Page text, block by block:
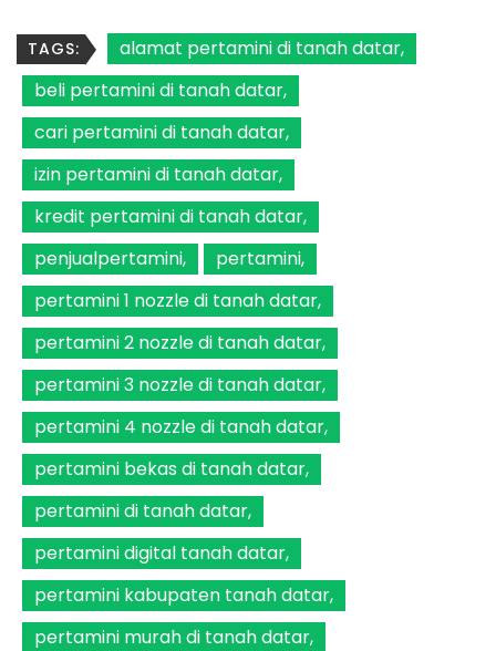
TAGS:
alamat pertamini di tanah datar
beli pertamini di tanah datar
cari pertamini di tanah datar
izin pertamini di tanah datar
kredit pertamini di tanah datar
penjualpertamini
pertamini
pertamini 1 nozzle di tanah datar
pertamini 2 nozzle di tanah datar
pertamini 3 nozzle di tanah datar
pertamini 4 nozzle di tanah datar
pertamini bekas di tanah datar
pertamini di tanah datar
pertamini digital tanah datar
pertamini kabupaten tanah datar
pertamini murah di tanah datar